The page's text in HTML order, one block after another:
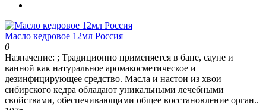
Масло кедровое 12мл Россия
0
Назначение: ; Традиционно применяется в бане, сауне и
ванной как натуральное аромакосметическое и
дезинфицирующее средство. Масла и настои из хвои
сибирского кедра обладают уникальными лечебными
свойствами, обеспечивающими общее восстановление орган..